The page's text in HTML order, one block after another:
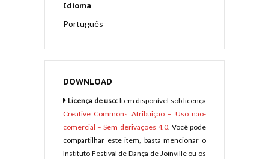
Idioma
Português
DOWNLOAD
Licença de uso: Item disponível sob licença
Creative Commons Atribuição – Uso não-
comercial – Sem derivações 4.0. Você pode
compartilhar este item, basta mencionar o
Instituto Festival de Dança de Joinville ou os